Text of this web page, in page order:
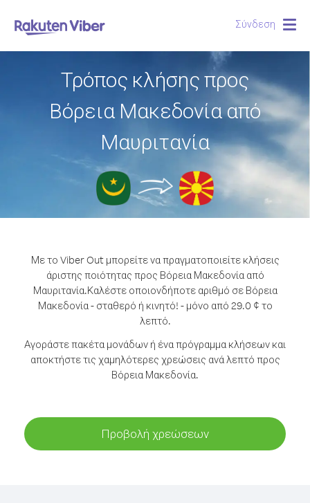
Σύνδεση
Τρόπος κλήσης προς
Βόρεια Μακεδονία από
Μαυριτανία
Με το Viber Out μπορείτε να πραγματοποιείτε κλήσεις
άριστης ποιότητας προς Βόρεια Μακεδονία από
Μαυριτανία.Καλέστε οποιονδήποτε αριθμό σε Βόρεια
Μακεδονία - σταθερό ή κινητό! - μόνο από 29.0 ¢ το
λεπτό.
Αγοράστε πακέτα μονάδων ή ένα πρόγραμμα κλήσεων και
αποκτήστε τις χαμηλότερες χρεώσεις ανά λεπτό προς
Βόρεια Μακεδονία.
Προβολή χρεώσεων